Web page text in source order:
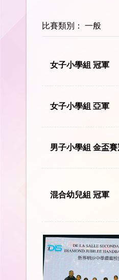
比賽類別： 一般
女子小學組 冠軍
女子小學組 亞軍
男子小學組 金盃
混合幼兒組 冠軍